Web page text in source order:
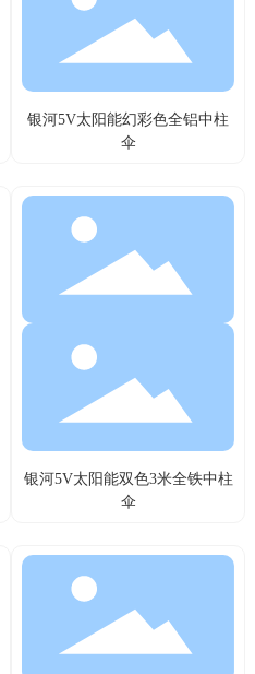
银河5V太阳能幻彩色全铝中柱
伞
银河5V太阳能双色3米全铁中柱
伞